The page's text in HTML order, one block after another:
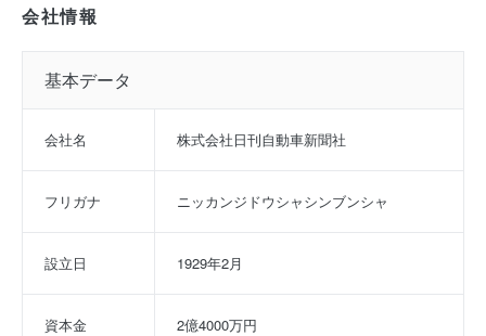
会社情報
基本データ
会社名 株式会社日刊自動車新聞社
フリガナ ニッカンジドウシャシンブンシャ
設立日 1929年2月
資本金 2億4000万円